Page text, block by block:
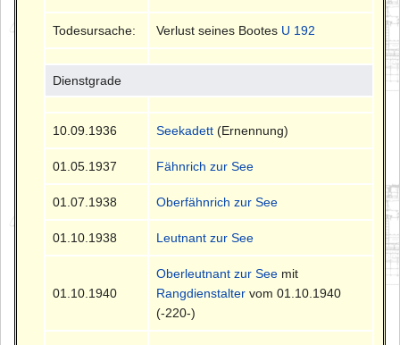
Todesursache: Verlust seines Bootes U 192
Dienstgrade
10.09.1936 Seekadett (Ernennung)
01.05.1937 Fähnrich zur See
01.07.1938 Oberfähnrich zur See
01.10.1938 Leutnant zur See
01.10.1940
Oberleutnant zur See mit
Rangdienstalter vom 01.10.1940
(-220-)